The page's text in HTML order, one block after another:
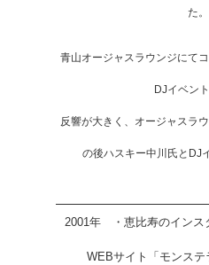
た。
青山オージャスラウンジにて
DJイベン
反響が大きく、オージャスラ
の後ハスキー中川氏とDJ
2001年 ・恵比寿のインス
WEBサイト「モンステ